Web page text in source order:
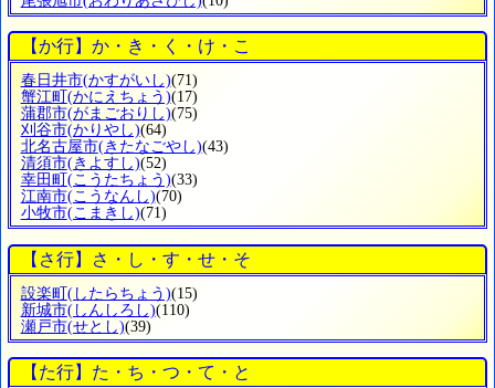
【か行】か・き・く・け・こ
春日井市(かすがいし)(71)
蟹江町 (かにえちょう)(17)
蒲郡市(がまごおりし)(75)
刈谷市(かりやし)(64)
北名古屋市(きたなごやし)(43)
清須市(きよすし)(52)
幸田町 (こうたちょう)(33)
江南市(こうなんし)(70)
小牧市(こまきし)(71)
【さ行】さ・し・す・せ・そ
設楽町 (したらちょう)(15)
新城市(しんしろし)(110)
瀬戸市(せとし)(39)
【た行】た・ち・つ・て・と